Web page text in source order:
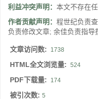
利益冲突声明： 本文不存在
作者贡献声明： 程世纪负责
负责修改文章; 余佳负责指导
文章访问数: 1738
HTML全文浏览量: 524
PDF下载量: 174
被引次数: 5